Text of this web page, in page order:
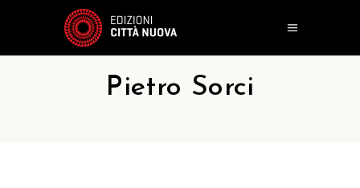
Pietro Sorci